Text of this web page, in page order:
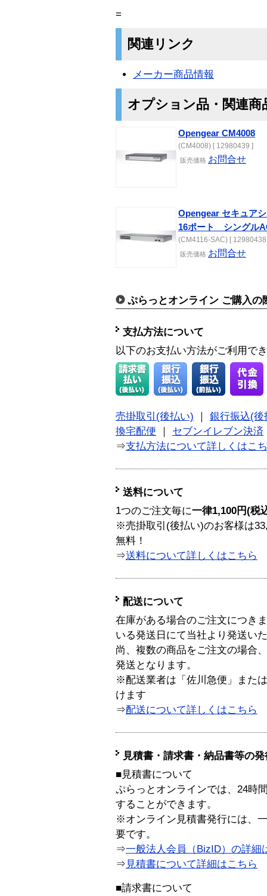
=
関連リンク
メーカー商品情報
オプション品・関連商
Opengear CM4008
(CM4008) [ 12980439 ]
販売価格 お問合せ
Opengear セキュア
16ポート シングル
(CM4116-SAC) [
販売価格 お問合せ
ぷらっとオンライン ご購入の
支払方法について
以下のお支払い方法がご利用で
売掛取引(後払い)
銀行振込(後
換宅配便
セブンイレブン決済
⇒支払方法について詳しくはこ
送料について
1つのご注文毎に一律1,100円(税
※売掛取引(後払い)のお客様は
無料！
⇒送料について詳しくはこちら
配送について
在庫がある場合のご注文につき
いる発送日にて当社より発送い
尚、複数の商品をご注文の場合
発送となります。
※配送業者は「佐川急便」また
けます
⇒配送について詳しくはこちら
見積書・請求書・納品書等の
■見積書について
ぷらっとオンラインでは、24時
することができます。
※オンライン見積書発行には、
要です。
⇒一般法人会員（BizID）の詳細
⇒ 見積書について詳細はこちら
■請求書について